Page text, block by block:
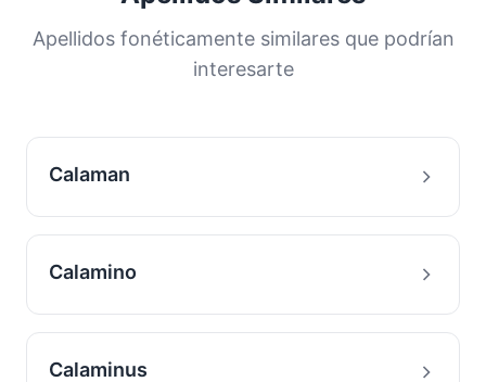
distribución nos ayuda a comprender los
orígenes y la historia migratoria de las familias
Apellidos fonéticamente similares que podrían
interesarte
Calaman
Calamino
Calaminus